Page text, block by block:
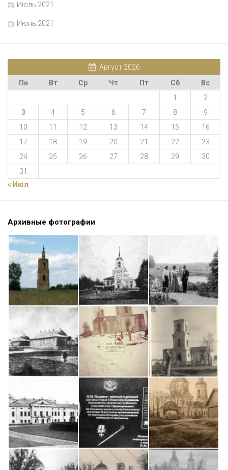
Июль 2021
Июнь 2021
Август 2026
Пн
Вт Ср Чт Пт Сб
Вс
1
2
3
4 5 6 7 8
9
10
11 12 13 14 15
16
17
18 19 20 21 22
23
24
25 26 27 28 29
30
31
« Июл
Архивные фотографии